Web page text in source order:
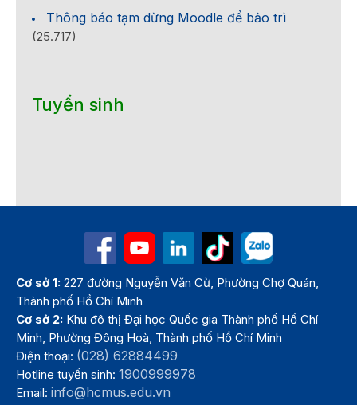
Thông báo tạm dừng Moodle để bảo trì
(25.717)
Tuyển sinh
Cơ sở 1: 227 đường Nguyễn Văn Cừ, Phường Chợ Quán,
Thành phố Hồ Chí Minh
Cơ sở 2: Khu đô thị Đại học Quốc gia Thành phố Hồ Chí
Minh, Phường Đông Hoà, Thành phố Hồ Chí Minh
Điện thoại: (028) 62884499
Hotline tuyển sinh:1900999978
Email:info@hcmus.edu.vn